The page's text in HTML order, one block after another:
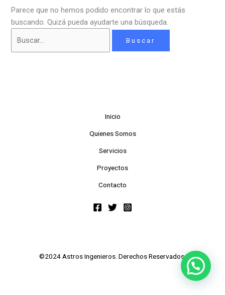
Parece que no hemos podido encontrar lo que estás
buscando. Quizá pueda ayudarte una búsqueda.
Inicio
Quienes Somos
Servicios
Proyectos
Contacto
©2024 Astros Ingenieros. Derechos Reservados.